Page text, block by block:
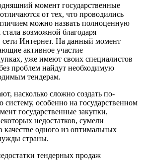
момент государ­ственные
от тех, что проводились
можно назвать полноценную
воз­можной благодаря
сети Интер­нет. На данный момент
активное участие
уже име­ют своих специалистов
про­блем найдут необходимую
тендерам.
насколько сложно создать по-
особенно на государ­ственном
государственные закупки,
недостатков, сумели
качестве одного из опти­мальных
страны.
тендерных продаж